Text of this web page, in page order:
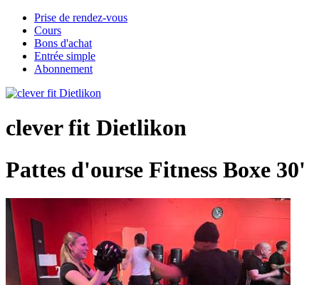
Prise de rendez-vous
Cours
Bons d'achat
Entrée simple
Abonnement
clever fit Dietlikon
Pattes d'ourse Fitness Boxe 30'